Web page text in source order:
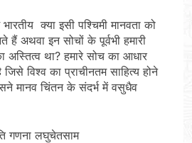
क्या इसी पश्चिमी मानवता को
हैं अथवा इन सोचों के पूर्वभी हमारी
अस्तित्व था? हमारे सोच का आधार
जिसे विश्व का प्राचीनतम साहित्य होने
मानव चिंतन के संदर्भ में वसुधैव
गणना लघुचेतसाम